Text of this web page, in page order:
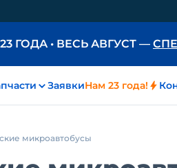
ГОДА • ВЕСЬ АВГУСТ —
ЗаявкиНам 23 года!
микроавтобусы